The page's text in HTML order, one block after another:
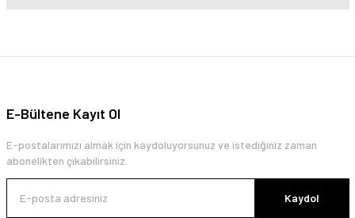
E-Bültene Kayıt Ol
E-postalarımızı almak için kaydoluyorsunuz ve istediğiniz zaman
abonelikten çıkabilirsiniz.
Kaydol